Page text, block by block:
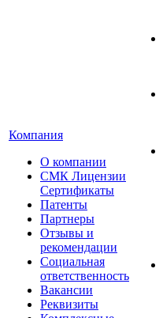
Компания
О компании
СМК Лицензии
Сертификаты
Патенты
Партнеры
Отзывы и
рекомендации
Социальная
ответственность
Вакансии
Реквизиты